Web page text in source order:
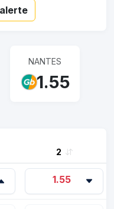
NANTES
1.55
2
1.55